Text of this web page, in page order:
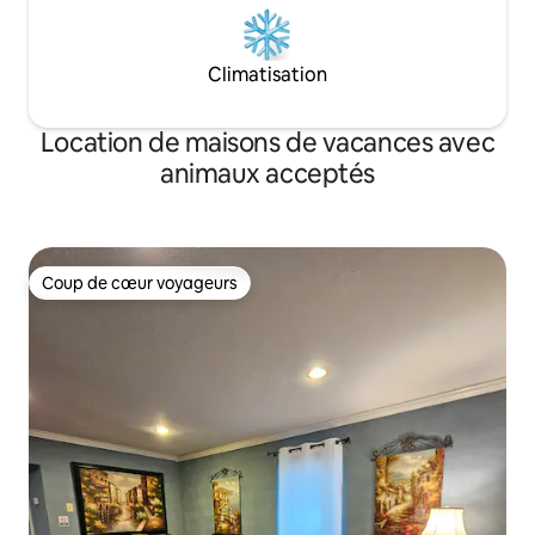
Climatisation
Location de maisons de vacances avec
animaux acceptés
Coup de cœur voyageurs
Coup de cœur voyageurs